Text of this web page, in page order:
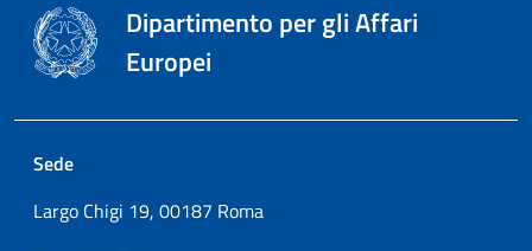
Dipartimento per gli Affari
Europei
Sede
Largo Chigi 19, 00187 Roma